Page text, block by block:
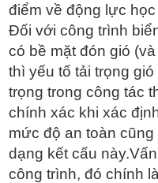
điểm về động lực
Đối với công trình
có bề mặt đón gió
thì yếu tố tải trọng
trọng trong công tác
chính xác khi xác
mức độ an toàn
dạng kết cấu
công trình, đó chính